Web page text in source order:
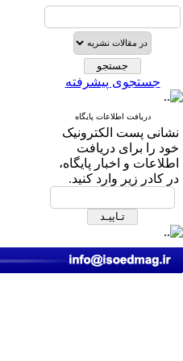
جستجوی پیشرفته
دریافت اطلاعات پایگاه
نشانی پست الکترونیک
خود را برای دریافت
اطلاعات و اخبار پایگاه،
در کادر زیر وارد کنید.